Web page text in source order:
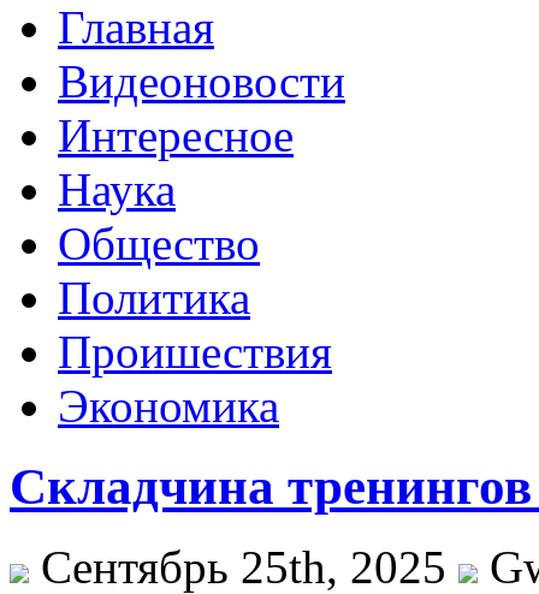
Главная
Видеоновости
Интересное
Наука
Общество
Политика
Проишествия
Экономика
Складчина
Сентябрь 25th, 2025